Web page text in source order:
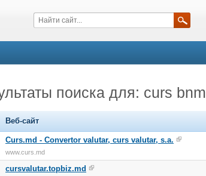
поиска для: curs bnm
Веб-сайт
Curs.md - Convertor valutar, curs valutar, s.a.
www.curs.md
cursvalutar.topbiz.md